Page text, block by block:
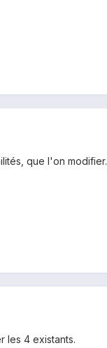
que l'on modifier.
les 4 existants.